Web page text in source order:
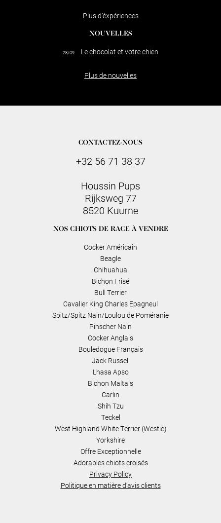
Plus d’éxpériences
NOUVELLES
28/09 Le chocolat et votre chien
Plus de nouvelles
CONTACTEZ-NOUS
+32 56 71 38 37
Houssin Pups
Rijksweg 77
8520 Kuurne
NOS CHIOTS DE RACE À VENDRE
Cocker Américain
Beagle
Chihuahua
Bichon Frisé
Bull Terrier
Cavalier King Charles Epagneul
Spitz/Spitz Nain/Loulou de Poméranie
Pinscher Nain
Cocker Anglais
Bouledogue Français
Jack Russell
Lhasa Apso
Bichon Maltais
Carlin
Shih Tzu
Teckel
West Highland White Terrier (Westie)
Yorkshire
Offre Exceptionnelle
Adorables chiots croisés
Privacy Policy
Politique en matière d’avis clients